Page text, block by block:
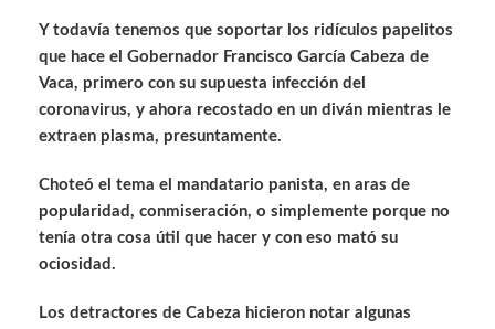
Y todavía tenemos que soportar los ridículos papelitos
que hace el Gobernador Francisco García Cabeza de
Vaca, primero con su supuesta infección del
coronavirus, y ahora recostado en un diván mientras le
extraen plasma, presuntamente.
Choteó el tema el mandatario panista, en aras de
popularidad, conmiseración, o simplemente porque no
tenía otra cosa útil que hacer y con eso mató su
ociosidad.
Los detractores de Cabeza hicieron notar algunas